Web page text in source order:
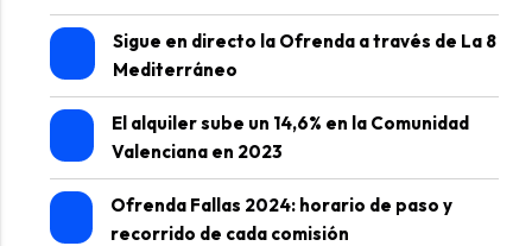
Sigue en directo la Ofrenda a través de La 8
Mediterráneo
El alquiler sube un 14,6% en la Comunidad
Valenciana en 2023
Ofrenda Fallas 2024: horario de paso y
recorrido de cada comisión